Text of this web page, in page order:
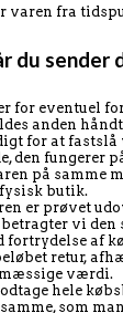
varen fra
du sender
for eventuel
anden
for at fastslå
den fungerer
på samme
butik.
er prøvet
vi den
fortrydelse af
retur,
værdi.
hele
som